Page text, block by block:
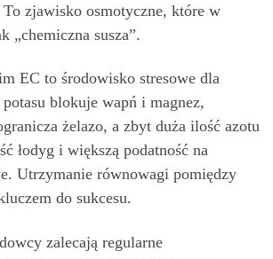
zjawisko osmotyczne, które w
„chemiczna susza”.
EC to środowisko stresowe dla
blokuje wapń i magnez,
żelazo, a zbyt duża ilość azotu
łodyg i większą podatność na
Utrzymanie równowagi pomiędzy
do sukcesu.
zalecają regularne